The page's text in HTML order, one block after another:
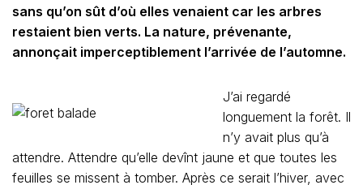
sans qu’on sût d’où elles venaient car les arbres
restaient bien verts. La nature, prévenante,
annonçait imperceptiblement l’arrivée de l’automne.
J’ai regardé
longuement la forêt. Il
n’y avait plus qu’à
attendre. Attendre qu’elle devînt jaune et que toutes les
feuilles se missent à tomber. Après ce serait l’hiver, avec